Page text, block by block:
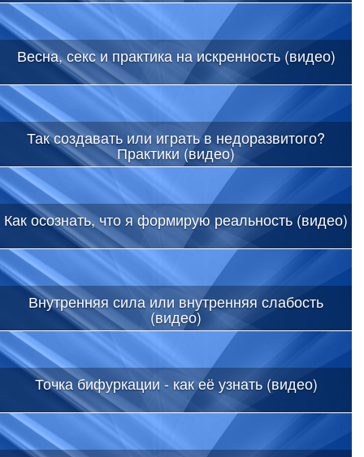
Весна, секс и практика на искренность (видео)
Так создавать или играть в недоразвитого?
Практики (видео)
Как осознать, что я формирую реальность (видео)
Внутренняя сила или внутренняя слабость
(видео)
Точка бифуркации - как её узнать (видео)